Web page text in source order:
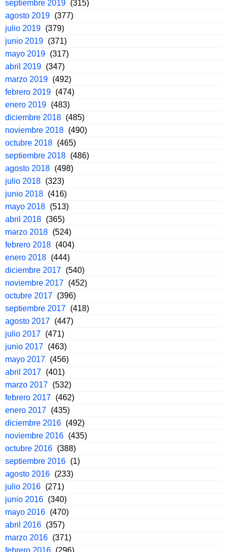
septiembre 2019 (315)
agosto 2019 (377)
julio 2019 (379)
junio 2019 (371)
mayo 2019 (317)
abril 2019 (347)
marzo 2019 (492)
febrero 2019 (474)
enero 2019 (483)
diciembre 2018 (485)
noviembre 2018 (490)
octubre 2018 (465)
septiembre 2018 (486)
agosto 2018 (498)
julio 2018 (323)
junio 2018 (416)
mayo 2018 (513)
abril 2018 (365)
marzo 2018 (524)
febrero 2018 (404)
enero 2018 (444)
diciembre 2017 (540)
noviembre 2017 (452)
octubre 2017 (396)
septiembre 2017 (418)
agosto 2017 (447)
julio 2017 (471)
junio 2017 (463)
mayo 2017 (456)
abril 2017 (401)
marzo 2017 (532)
febrero 2017 (462)
enero 2017 (435)
diciembre 2016 (492)
noviembre 2016 (435)
octubre 2016 (388)
septiembre 2016 (1)
agosto 2016 (233)
julio 2016 (271)
junio 2016 (340)
mayo 2016 (470)
abril 2016 (357)
marzo 2016 (371)
febrero 2016 (296)